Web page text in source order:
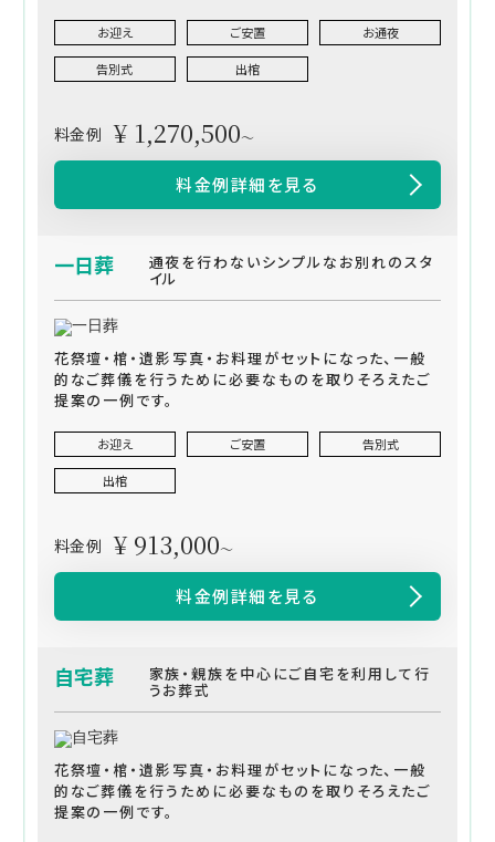
お迎え ご安置 お通夜
告別式 出棺
料金例 ¥ 1,270,500～
料金例詳細を見る
一日葬 通夜を行わないシンプルなお別れのスタ
イル
花祭壇・棺・遺影写真・お料理がセットになった、一般
的なご葬儀を行うために必要なものを取りそろえたご
提案の一例です。
お迎え ご安置 告別式
出棺
料金例 ¥ 913,000～
料金例詳細を見る
自宅葬 家族・親族を中心にご自宅を利用して行
うお葬式
花祭壇・棺・遺影写真・お料理がセットになった、一般
的なご葬儀を行うために必要なものを取りそろえたご
提案の一例です。